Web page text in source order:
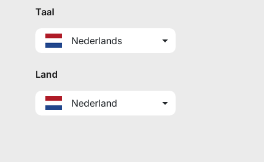
Taal
Nederlands
Land
Nederland